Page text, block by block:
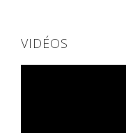
VIDÉOS